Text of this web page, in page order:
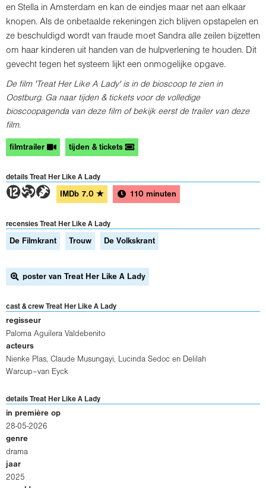
en Stella in Amsterdam en kan de eindjes maar net aan elkaar
knopen. Als de onbetaalde rekeningen zich blijven opstapelen en
ze beschuldigd wordt van fraude moet Sandra alle zeilen bijzetten
om haar kinderen uit handen van de hulpverlening te houden. Dit
gevecht tegen het systeem lijkt een onmogelijke opgave.
De film 'Treat Her Like A Lady' is in de bioscoop te zien in
Oostburg. Ga naar tijden & tickets voor de volledige
bioscoopagenda van deze film of bekijk eerst de trailer van deze
film.
filmtrailer tijden & tickets
details Treat Her Like A Lady
4TH IMDb 7.0 ★ 110 minuten
recensies Treat Her Like A Lady
De Filmkrant Trouw De Volkskrant
poster van Treat Her Like A Lady
cast & crew Treat Her Like A Lady
regisseur
Paloma Aguilera Valdebenito
acteurs
Nienke Plas, Claude Musungayi, Lucinda Sedoc en
Delilah
Warcup–van Eyck
details Treat Her Like A Lady
in première op
28-05-2026
genre
drama
jaar
2025